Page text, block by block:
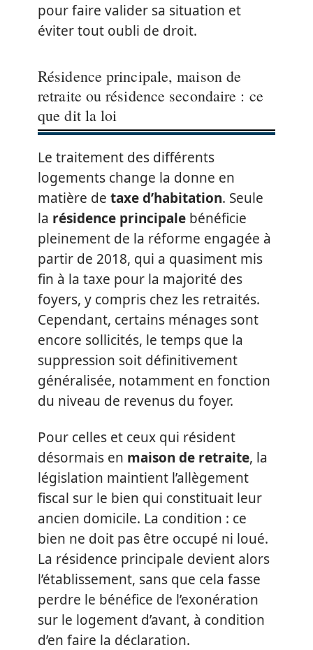
pour faire valider sa situation et
éviter tout oubli de droit.
Résidence principale, maison de
retraite ou résidence secondaire : ce
que dit la loi
Le traitement des différents
logements change la donne en
matière de taxe d’habitation. Seule
la résidence principale bénéficie
pleinement de la réforme engagée à
partir de 2018, qui a quasiment mis
fin à la taxe pour la majorité des
foyers, y compris chez les retraités.
Cependant, certains ménages sont
encore sollicités, le temps que la
suppression soit définitivement
généralisée, notamment en fonction
du niveau de revenus du foyer.
Pour celles et ceux qui résident
désormais en maison de retraite, la
législation maintient l’allègement
fiscal sur le bien qui constituait leur
ancien domicile. La condition : ce
bien ne doit pas être occupé ni loué.
La résidence principale devient alors
l’établissement, sans que cela fasse
perdre le bénéfice de l’exonération
sur le logement d’avant, à condition
d’en faire la déclaration.